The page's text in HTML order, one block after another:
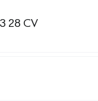
28 CV